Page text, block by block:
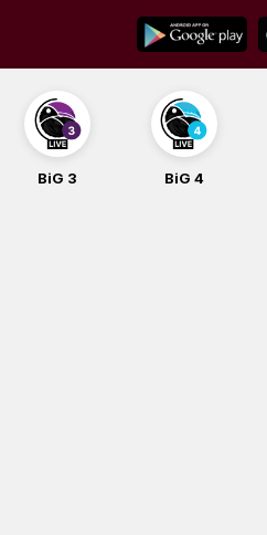
content
BiG 4 BiG Balade